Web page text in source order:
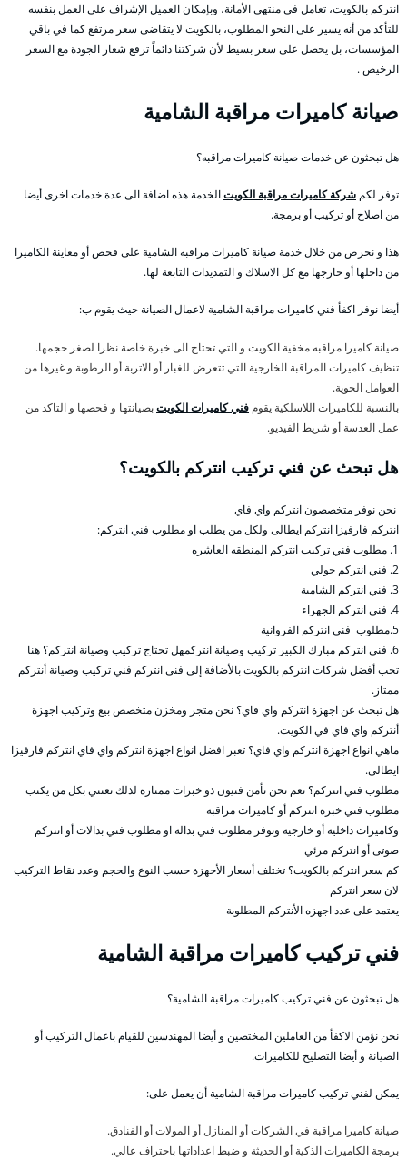
انتركم بالكويت، تعامل في منتهى الأمانة، وبإمكان العميل الإشراف على العمل بنفسه
للتأكد من أنه يسير على النحو المطلوب، بالكويت لا يتقاضى سعر مرتفع كما في باقي
المؤسسات، بل يحصل على سعر بسيط لأن شركتنا دائماً ترفع شعار الجودة مع السعر
الرخيص .
صيانة كاميرات مراقبة الشامية
هل تبحثون عن خدمات صيانة كاميرات مراقبه؟
توفر لكم شركة كاميرات مراقبة الكويتالخدمة هذه اضافة الى عدة خدمات اخرى أيضا
من اصلاح أو تركيب أو برمجة.
هذا و نحرص من خلال خدمة صيانة كاميرات مراقبه الشامية على فحص أو معاينة الكاميرا
من داخلها أو خارجها مع كل الاسلاك و التمديدات التابعة لها.
أيضا نوفر اكفأ فني كاميرات مراقبة الشامية لاعمال الصيانة حيث يقوم ب:
صيانة كاميرا مراقبه مخفية الكويت و التي تحتاج الى خبرة خاصة نظرا لصغر حجمها.
تنظيف كاميرات المراقبة الخارجية التي تتعرض للغبار أو الاتربة أو الرطوبة و غيرها من
العوامل الجوية.
بالنسبة للكاميرات اللاسلكية يقوم فني كاميرات الكويتبصيانتها و فحصها و التاكد من
عمل العدسة أو شريط الفيديو.
هل تبحث عن فني تركيب انتركم بالكويت؟
نحن نوفر متخصصون انتركم واي فاي
انتركم فارفيزا انتركم ايطالى ولكل من يطلب او مطلوب فني انتركم:
1. مطلوب فني تركيب انتركم المنطقه العاشره
2. فني انتركم حولي
3. فني انتركم الشامية
4. فني انتركم الجهراء
5.مطلوب فني انتركم الفروانية
6. فنى انتركم مبارك الكبير تركيب وصيانة انتركمهل تحتاج تركيب وصيانة انتركم؟ هنا
تجب أفضل شركات انتركم بالكويت بالأضافة إلى فنى انتركم فني تركيب وصيانة أنتركم
ممتاز.
هل تبحث عن اجهزة انتركم واي فاي؟ نحن متجر ومخزن متخصص بيع وتركيب اجهزة
أنتركم واي فاي في الكويت.
ماهي انواع اجهزة انتركم واي فاي؟ تعبر افضل انواع اجهزة انتركم واي فاي انتركم فارفيزا
ايطالى.
مطلوب فني انتركم؟ نعم نحن نأمن فنيون ذو خبرات ممتازة لذلك نعتني بكل من يكتب
مطلوب فني خبرة انتركم أو كاميرات مراقبة
وكاميرات داخلية أو خارجية ونوفر مطلوب فني بدالة او مطلوب فني بدالات أو انتركم
صوتى أو انتركم مرئي
كم سعر انتركم بالكويت؟ تختلف أسعار الأجهزة حسب النوع والحجم وعدد نقاط التركيب
لان سعر انتركم
يعتمد على عدد اجهزه الأنتركم المطلوبة
فني تركيب كاميرات مراقبة الشامية
هل تبحثون عن فني تركيب كاميرات مراقبة الشامية؟
نحن نؤمن الاكفأ من العاملين المختصين و أيضا المهندسين للقيام باعمال التركيب أو
الصيانة و أيضا التصليح للكاميرات.
يمكن لفني تركيب كاميرات مراقبة الشامية أن يعمل على:
صيانة كاميرا مراقبة في الشركات أو المنازل أو المولات أو الفنادق.
برمجة الكاميرات الذكية أو الحديثة و ضبط اعداداتها باحتراف عالي.